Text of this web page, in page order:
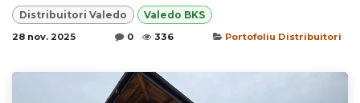
Distribuitori Valedo Valedo BKS
28 nov. 2025 0 336 Portofoliu Distribuitori